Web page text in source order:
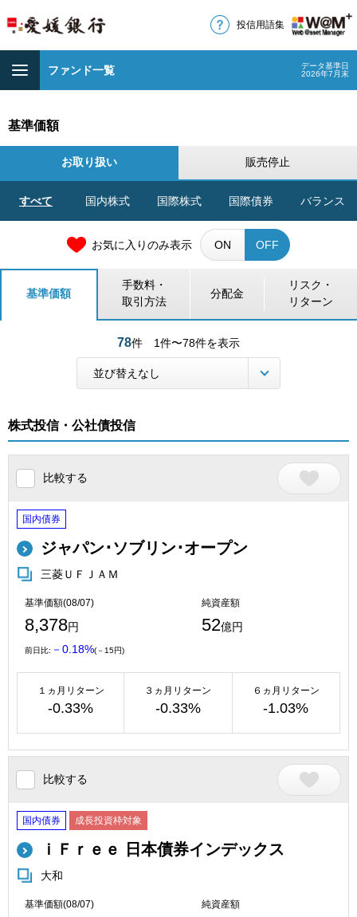
投信用語集
ファンド一覧
データ基準日
2026年7月末
基準価額
お取り扱い 販売停止
すべて 国内株式 国際株式 国際債券 バランス
お気に入りのみ表示 ON OFF
基準価額
手数料・
取引方法
分配金
リスク・
リターン
78件 1件〜78件を表示
株式投信・公社債投信
比較する
国内債券
ジャパン･ソブリン･オープン
三菱ＵＦＪＡＭ
基準価額(08/07)
8,378円
純資産額
52億円
前日比: －0.18%(－15円)
１ヵ月リターン
-0.33%
３ヵ月リターン
-0.33%
６ヵ月リターン
-1.03%
比較する
国内債券 成長投資枠対象
ｉＦｒｅｅ 日本債券インデックス
大和
基準価額(08/07) 純資産額